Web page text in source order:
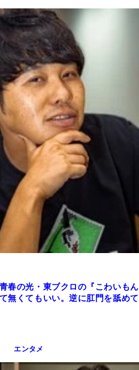
春の光・東ブクロの『こわいもん
無くてもいい。逆に肛門を舐めて
エンタメ